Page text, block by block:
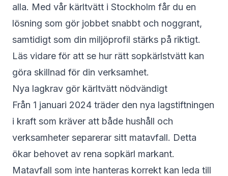
alla. Med vår kärltvätt i Stockholm får du en
lösning som gör jobbet snabbt och noggrant,
samtidigt som din miljöprofil stärks på riktigt.
Läs vidare för att se hur rätt sopkärlstvätt kan
göra skillnad för din verksamhet.
Nya lagkrav gör kärltvätt nödvändigt
Från 1 januari 2024 träder den nya lagstiftningen
i kraft som kräver att både hushåll och
verksamheter separerar sitt matavfall. Detta
ökar behovet av rena sopkärl markant.
Matavfall som inte hanteras korrekt kan leda till